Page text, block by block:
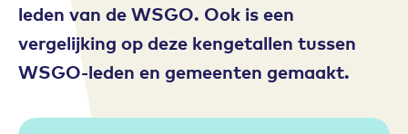
leden van de WSGO. Ook is een
vergelijking op deze kengetallen tussen
WSGO-leden en gemeenten gemaakt.